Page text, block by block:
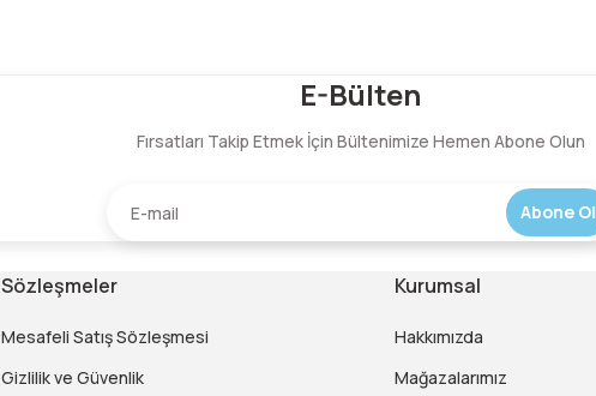
Yorum Yaz
E-Bülten
Fırsatları Takip Etmek İçin Bültenimize Hemen Abone Olun
Abone Ol
Sözleşmeler
Mesafeli Satış Sözleşmesi
Gizlilik ve Güvenlik
Kurumsal
Hakkımızda
Mağazalarımız